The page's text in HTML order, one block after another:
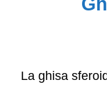
La ghisa